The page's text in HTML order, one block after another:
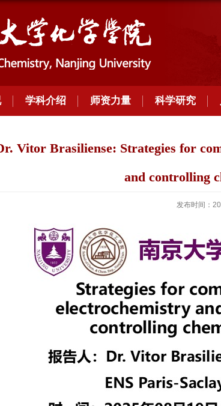
学科介绍 师资力量 科学研究
Vitor Brasiliense: Strategies for
and controlling
发布时间：